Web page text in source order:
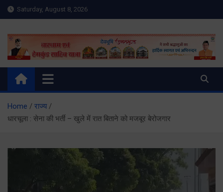
Skip
to
Saturday, August 8, 2026
Meru Raibar | Uttarakhand
News | Uttarkashi News
meruraibar.com
Home
राज्य
धारचूला : सेना की भर्ती – खुले में रात बिताने को मजबूर बेरोजगार